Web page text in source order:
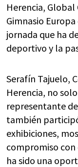
Herencia, Global
Gimnasio
jornada que ha
deportivo y la
Serafín Tajuelo,
Herencia, no
representante
también
exhibiciones,
compromiso
ha sido una